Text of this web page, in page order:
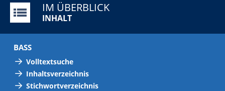
IM ÜBERBLICK
INHALT
BASS
Volltextsuche
Inhaltsverzeichnis
Stichwortverzeichnis